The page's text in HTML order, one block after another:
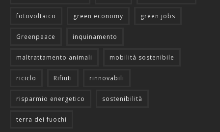
fotovoltaico green economy green jobs
Greenpeace inquinamento
maltrattamento animali mobilità sostenibile
riciclo Rifiuti rinnovabili
risparmio energetico sostenibilità
terra dei fuochi